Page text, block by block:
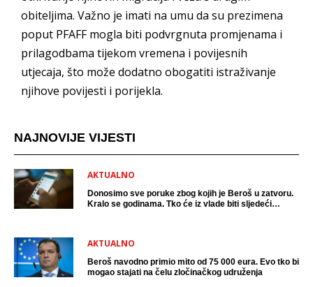
obiteljima. Važno je imati na umu da su prezimena
poput PFAFF mogla biti podvrgnuta promjenama i
prilagodbama tijekom vremena i povijesnih
utjecaja, što može dodatno obogatiti istraživanje
njihove povijesti i porijekla.
NAJNOVIJE VIJESTI
AKTUALNO
Donosimo sve poruke zbog kojih je Beroš u zatvoru.
Kralo se godinama. Tko će iz vlade biti sljedeći
AKTUALNO
Beroš navodno primio mito od 75 000 eura. Evo tko bi
mogao stajati na čelu zločinačkog udruženja